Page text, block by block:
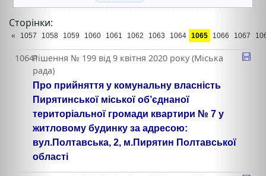
Сторінки:
« 1057 1058 1059 1060 1061 1062 1063 1064 1065 1066 1067
10641Рішення № 199 від 9 квітня 2020 року (Міська
рада)
Про прийняття у комунальну власність
Пирятинської міської об’єднаної
територіальної громади квартири № 7 у
житловому будинку за адресою:
вул.Полтавська, 2, м.Пирятин Полтавської
області